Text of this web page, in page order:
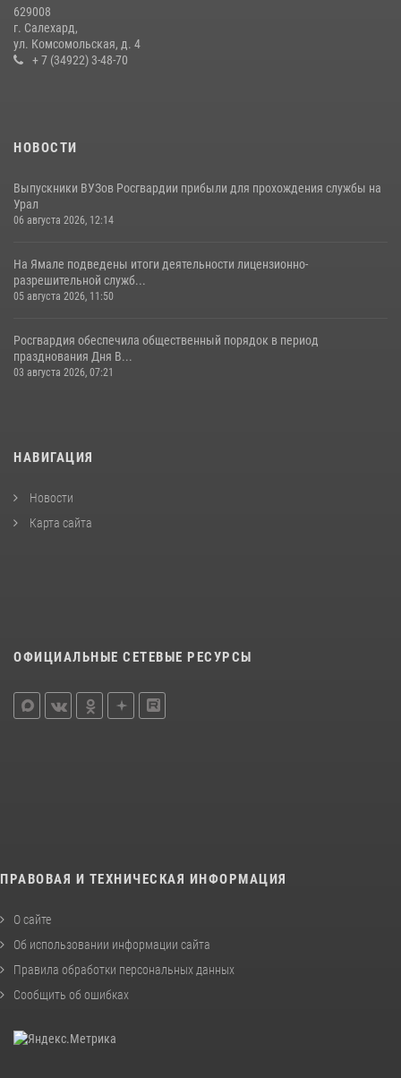
14 июля 2026, 06:53
629008
г. Салехард,
ул. Комсомольская, д. 4
+ 7 (34922) 3-48-70
НОВОСТИ
Выпускники ВУЗов Росгвардии прибыли для прохождения службы на
Урал
06 августа 2026, 12:14
На Ямале подведены итоги деятельности лицензионно-
разрешительной служб...
05 августа 2026, 11:50
Росгвардия обеспечила общественный порядок в период
празднования Дня В...
03 августа 2026, 07:21
НАВИГАЦИЯ
Новости
Карта сайта
ОФИЦИАЛЬНЫЕ СЕТЕВЫЕ РЕСУРСЫ
ПРАВОВАЯ И ТЕХНИЧЕСКАЯ ИНФОРМАЦИЯ
О сайте
Об использовании информации сайта
Правила обработки персональных данных
Сообщить об ошибках